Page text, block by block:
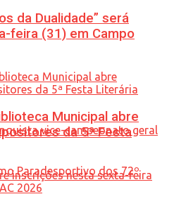
da Dualidade” será
feira (31) em Campo
Municipal abre
da 5ª Festa